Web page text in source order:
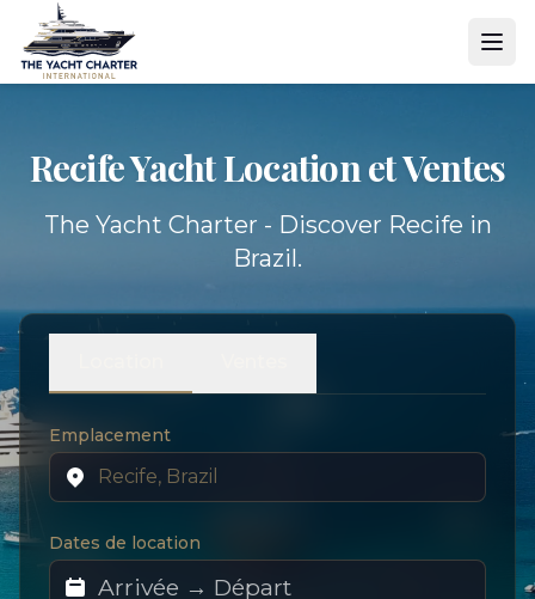
Recife YachtLocation et Ventes
The Yacht Charter - Discover Recife in
Brazil.
Emplacement
Dates de location